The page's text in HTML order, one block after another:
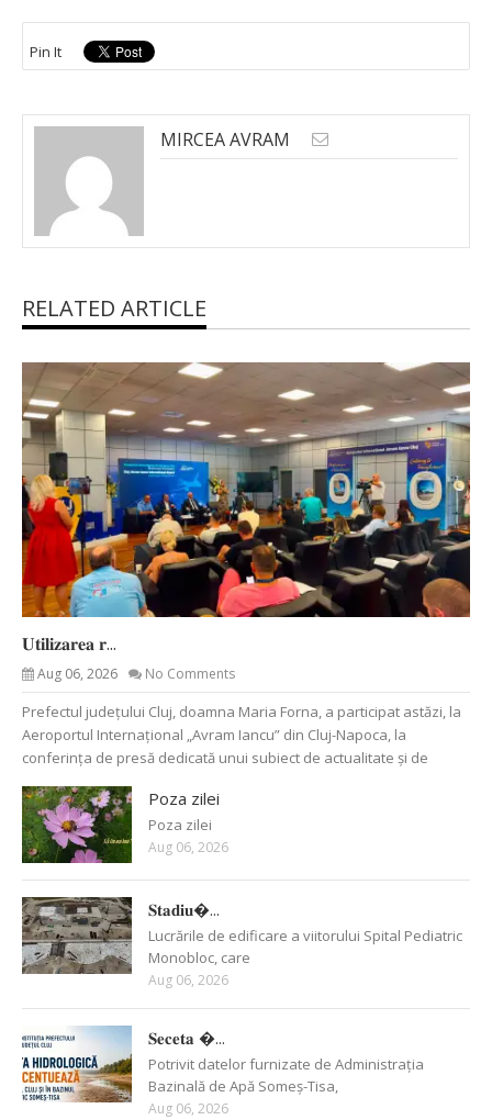
Pin It
MIRCEA AVRAM
RELATED ARTICLE
𝐔𝐭𝐢𝐥𝐢𝐳𝐚𝐫𝐞𝐚 𝐫...
Aug 06, 2026 No Comments
Prefectul județului Cluj, doamna Maria Forna, a participat astăzi, la
Aeroportul Internațional „Avram Iancu” din Cluj-Napoca, la
conferința de presă dedicată unui subiect de actualitate și de
Poza zilei
Poza zilei
Aug 06, 2026
𝐒𝐭𝐚𝐝𝐢𝐮�...
Lucrările de edificare a viitorului Spital Pediatric
Monobloc, care
Aug 06, 2026
𝐒𝐞𝐜𝐞𝐭𝐚 �...
Potrivit datelor furnizate de Administrația
Bazinală de Apă Someș-Tisa,
Aug 06, 2026